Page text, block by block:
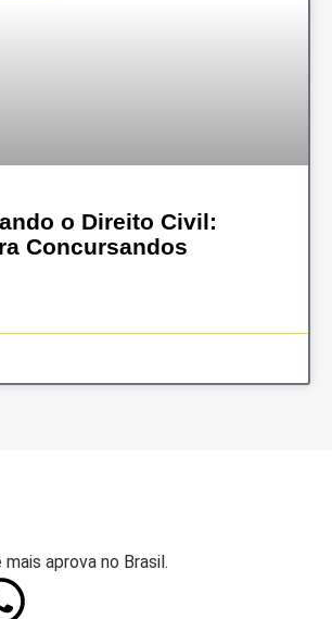
o Direito Civil:
Concursandos
aprova no Brasil.